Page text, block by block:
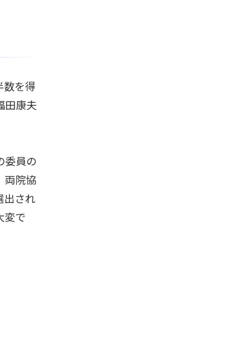
数を得
田康夫
委員の
両院協
出され
変で